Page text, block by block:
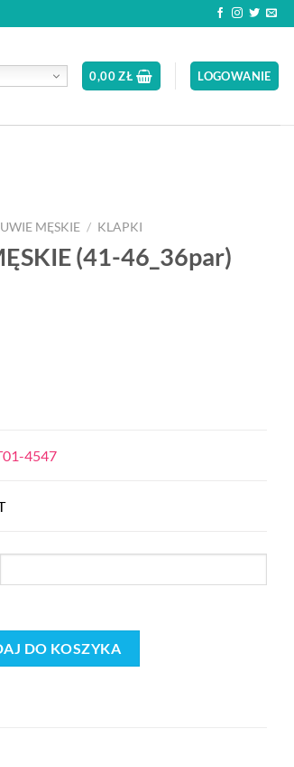
0,00ZŁ LOGOWANIE
MĘSKIE / KLAPKI
(41-46_36par)
4547
DO KOSZYKA